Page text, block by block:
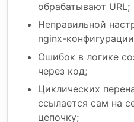
обрабатывают URL;
Неправильной
nginx-
Ошибок в логике
через код;
Циклических
ссылается сам на
цепочку;